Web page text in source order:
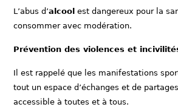
L’abus d’alcool est dangereux pour la
consommer avec modération.
Prévention des violences et
Il est rappelé que les manifestations
tout un espace d’échanges et de
accessible à toutes et à tous.